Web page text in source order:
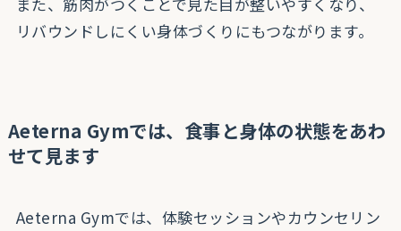
リバウンドしにくい身体づくりにもつながります。
Aeterna Gymでは、食事と身体の状態をあわ
せて見ます
Aeterna Gymでは、体験セッションやカウンセリン